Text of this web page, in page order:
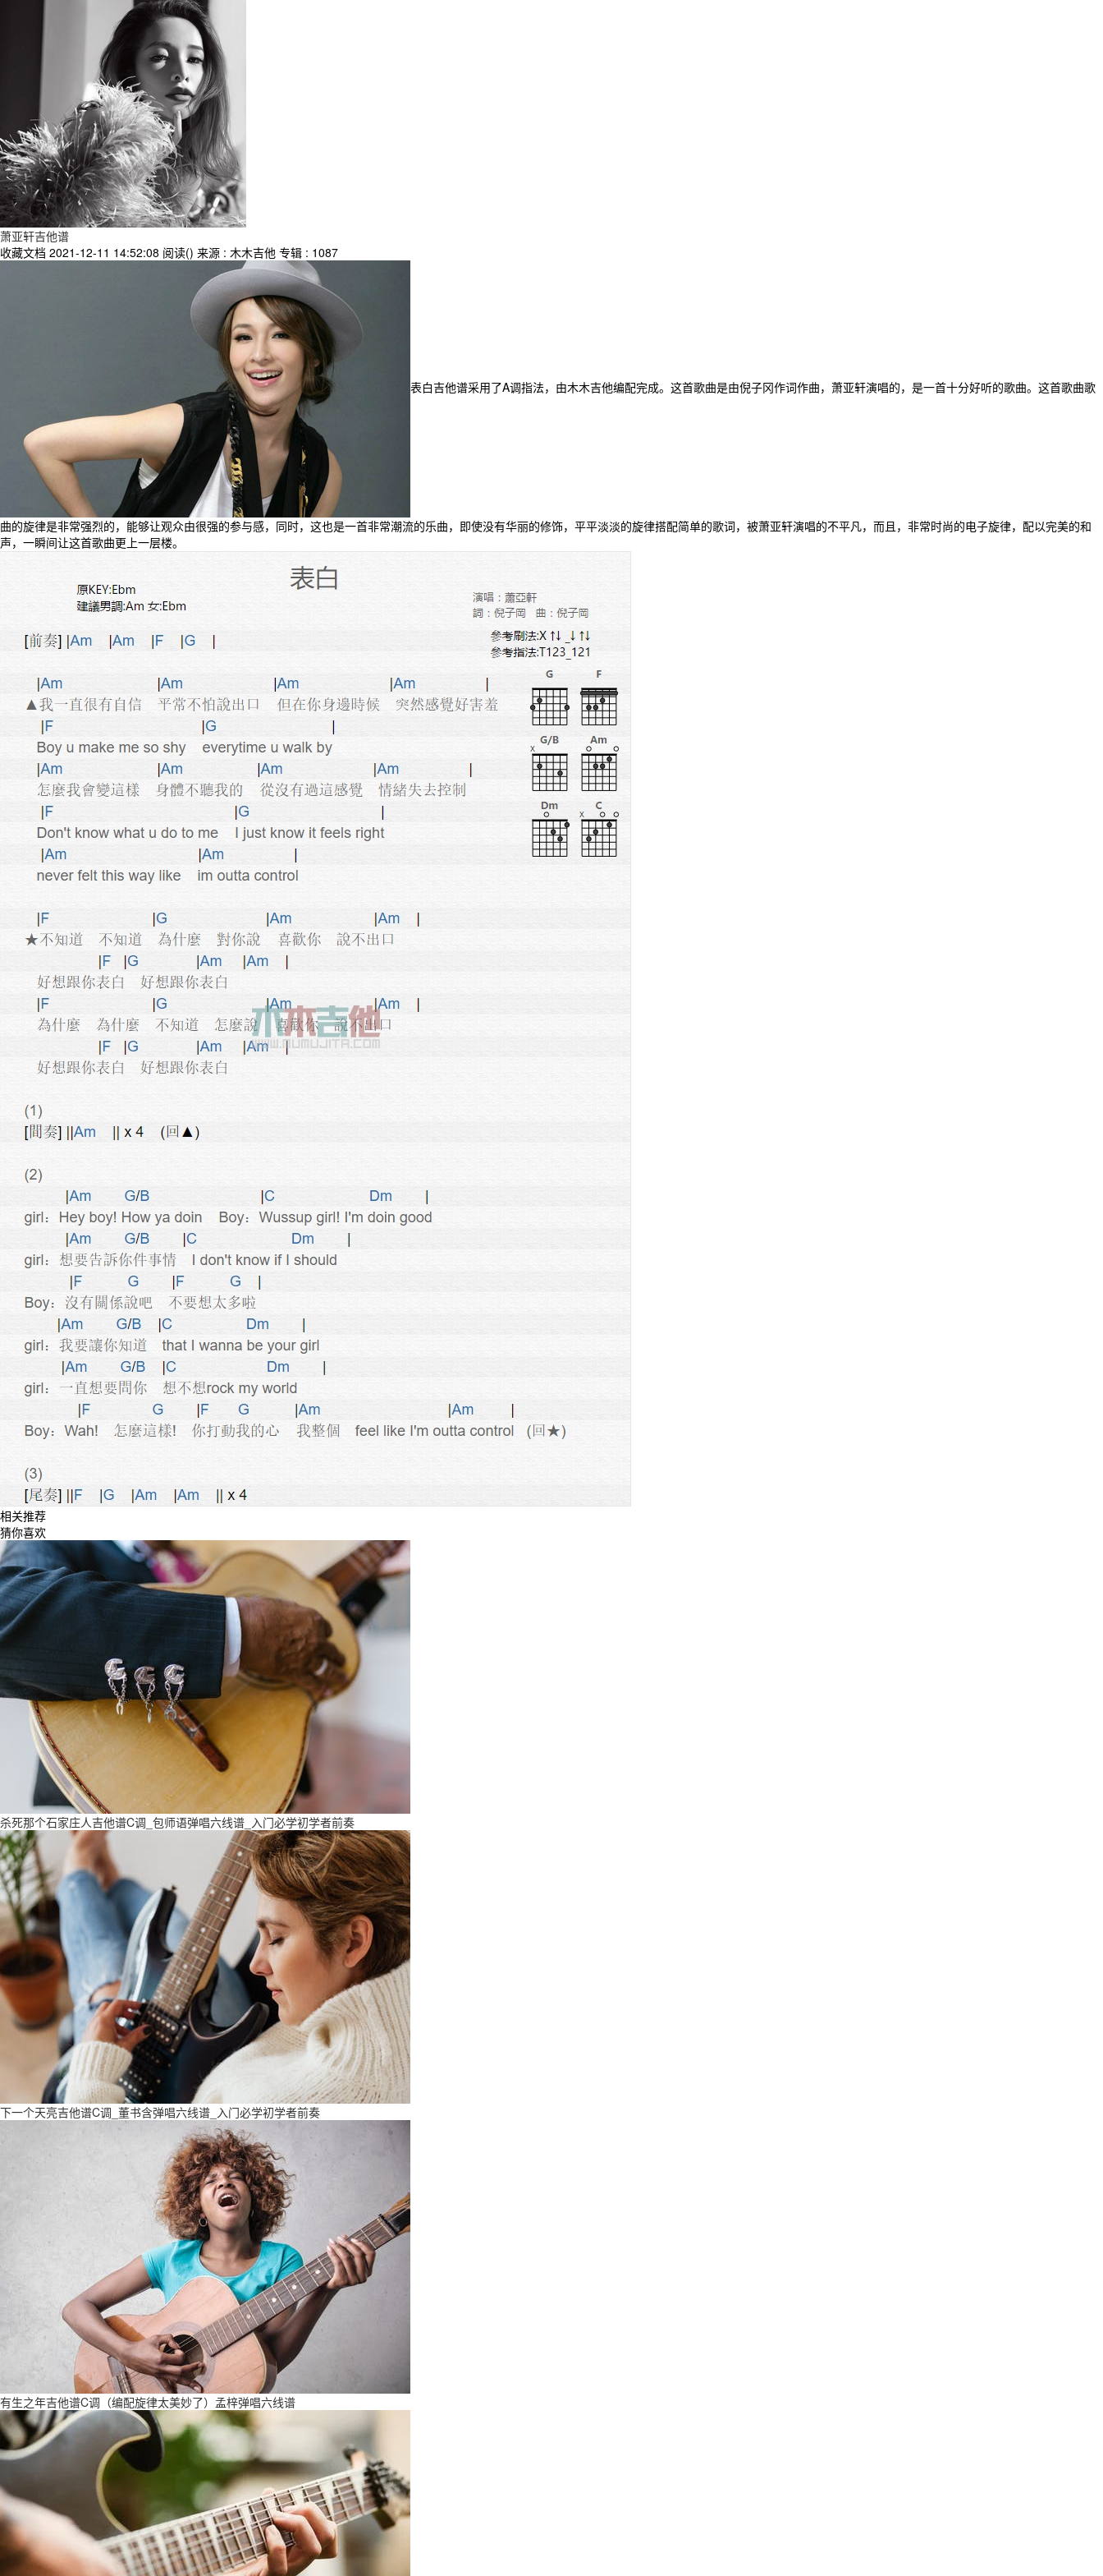
萧亚轩吉他谱
收藏文档 2021-12-11 14:52:08 阅读() 来源 : 木木吉他 专辑 : 1087
表白吉他谱采用了A调指法，由木木吉他编配完成。这首歌曲是由倪子冈作词作曲，萧亚轩演唱的，是一首十分好听的歌曲。这首歌曲歌
曲的旋律是非常强烈的，能够让观众由很强的参与感，同时，这也是一首非常潮流的乐曲，即使没有华丽的修饰，平平淡淡的旋律搭配简单的歌词，被萧亚轩演唱的不平凡，而且，非常时尚的电子旋律，配以完美的和
声，一瞬间让这首歌曲更上一层楼。
相关推荐
猜你喜欢
杀死那个石家庄人吉他谱C调_包师语弹唱六线谱_入门必学初学者前奏
下一个天亮吉他谱C调_董书含弹唱六线谱_入门必学初学者前奏
有生之年吉他谱C调（编配旋律太美妙了）孟梓弹唱六线谱